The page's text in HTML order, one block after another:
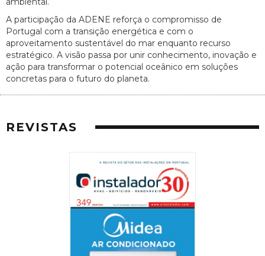
A participação da ADENE reforça o compromisso de
Portugal com a transição energética e com o
aproveitamento sustentável do mar enquanto recurso
estratégico. A visão passa por unir conhecimento, inovação e
ação para transformar o potencial oceânico em soluções
concretas para o futuro do planeta.
REVISTAS